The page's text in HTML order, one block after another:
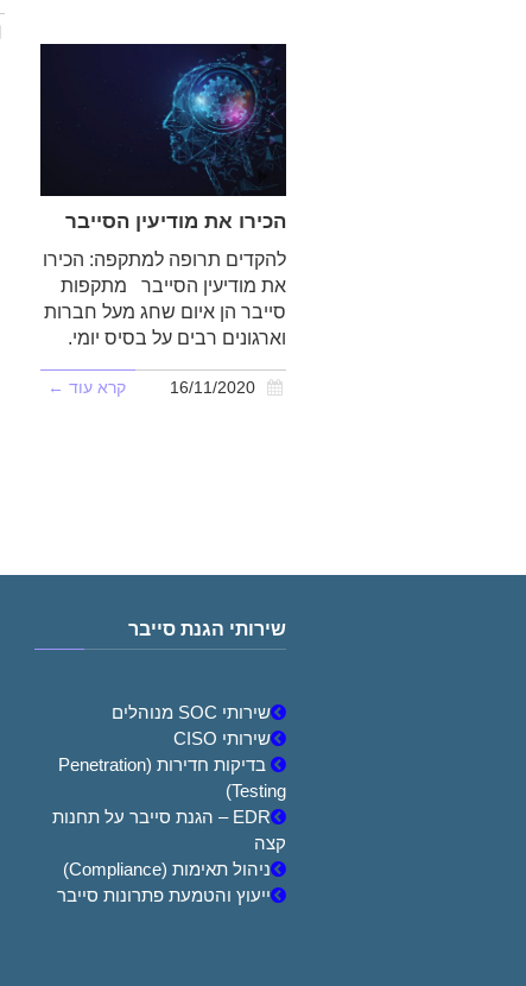
הכירו את מודיעין הסייבר
להקדים תרופה למתקפה: הכירו
את מודיעין הסייבר מתקפות
סייבר הן איום שחג מעל חברות
וארגונים רבים על בסיס יומי.
קרא עוד ←
שירותי הגנת סייבר
שירותי SOC מנוהלים
שירותי CISO
בדיקות חדירות (Penetration
Testing)
EDR – הגנת סייבר על תחנות
קצה
ניהול תאימות (Compliance)
ייעוץ והטמעת פתרונות סייבר